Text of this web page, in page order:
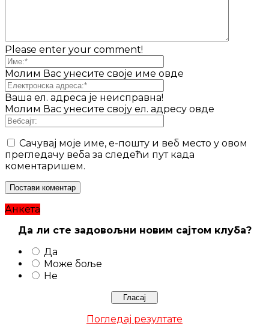
Please enter your comment!
Молим Вас унесите своје име овде
Ваша ел. адреса је неисправна!
Молим Вас унесите своју ел. адресу овде
Сачувај моје име, е-пошту и веб место у овом
прегледачу веба за следећи пут када
коментаришем.
Анкета
Да ли сте задовољни новим сајтом клуба?
Да
Може боље
Не
Погледај резултате